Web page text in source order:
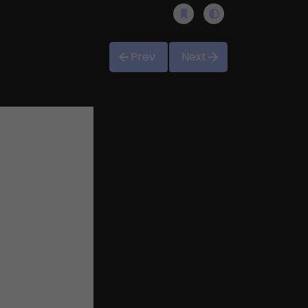
Prev Next